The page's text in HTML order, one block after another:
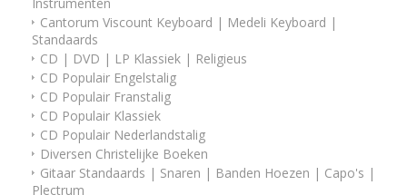
Cantorum Viscount Keyboard | Medeli Keyboard |
Standaards
CD | DVD | LP Klassiek | Religieus
CD Populair Engelstalig
CD Populair Franstalig
CD Populair Klassiek
CD Populair Nederlandstalig
Diversen Christelijke Boeken
Gitaar Standaards | Snaren | Banden Hoezen | Capo's |
Plectrum